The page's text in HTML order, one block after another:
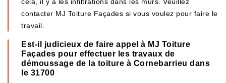
contacter MJ Toiture Façades si vous voulez pour faire le
travail.
Est-il judicieux de faire appel à MJ Toiture
Façades pour effectuer les travaux de
démoussage de la toiture à Cornebarrieu dans
le 31700